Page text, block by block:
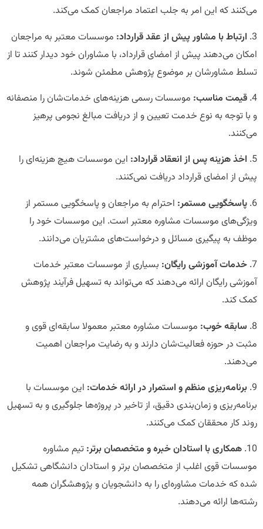
می‌کنند که این امر به جلب اعتماد مراجعان کمک می‌کند.
3. ارتباط با مشاور پیش از عقد قرارداد: موسسات معتبر به مراجعان
امکان می‌دهند پیش از امضای قرارداد، با مشاوران خود دیدار کنند تا از
تسلط مشاورشان بر موضوع پژوهش مطمئن شوند.
4. قیمت مناسب: موسسات رسمی هزینه‌های خدمات‌شان را منصفانه
و با توجه به نوع خدمت تعیین و از دریافت مبالغ نجومی پرهیز
می‌کنند.
5. اخذ هزینه پس از انعقاد قرارداد: این موسسات هیچ هزینه‌ای را
پیش از امضای قرارداد دریافت نمی‌کنند.
6. پاسخگویی مستمر: احترام به مراجعان و پاسخگویی مستمر از
ویژگی‌های موسسات مشاوره معتبر است. این موسسات خود را
موظف به پیگیری مسائل و درخواست‌های مشتریان می‌دانند.
7. خدمات آموزشی رایگان: بسیاری از موسسات معتبر خدمات
آموزشی رایگان ارائه می‌دهند که می‌تواند به تسهیل فرآیند پژوهش
کمک کند.
8. سابقه خوب: موسسات مشاوره معتبر معمولا سابقه‌ای قوی و
مثبت در حوزه فعالیت‌شان دارند و به رضایت مراجعان اهمیت
می‌دهند.
9. برنامه‌ریزی منظم و استمرار در ارائه خدمات: این موسسات با
برنامه‌ریزی و زمان‌بندی دقیق، از تاخیر در پروژه‌ها جلوگیری و به تسهیل
روند کار محققان کمک می‌کنند.
10. همکاری با استادان خبره و متخصصان برتر: تیم مشاوره
موسسات قوی اغلب از متخصصان برتر و استادان دانشگاهی تشکیل
شده که خدمات مشاوره‌ای را به دانشجویان و پژوهشگران همه
رشته‌ها ارائه می‌دهند.